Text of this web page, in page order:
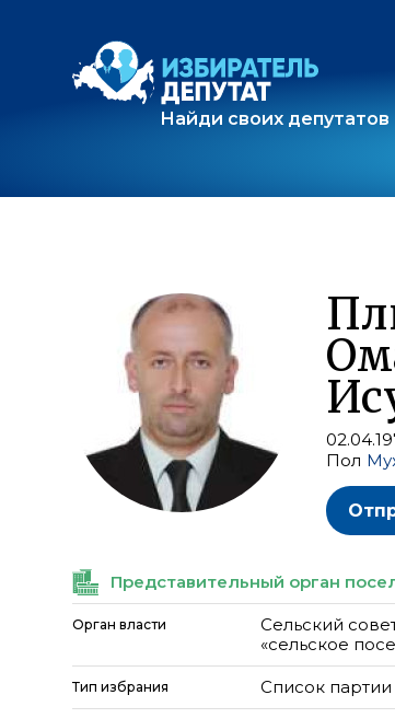
Найди своих депутатов
Пол
Представительный орган
Орган власти
Сельский
«сельское
Тип избрания Список